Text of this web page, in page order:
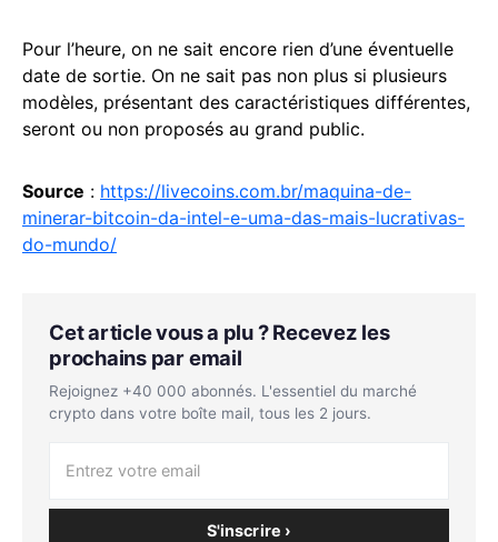
Pour l’heure, on ne sait encore rien d’une éventuelle
date de sortie. On ne sait pas non plus si plusieurs
modèles, présentant des caractéristiques différentes,
seront ou non proposés au grand public.
Source : https://livecoins.com.br/maquina-de-
minerar-bitcoin-da-intel-e-uma-das-mais-lucrativas-
do-mundo/
Cet article vous a plu ? Recevez les
prochains par email
Rejoignez +40 000 abonnés. L'essentiel du marché
crypto dans votre boîte mail, tous les 2 jours.
S'inscrire ›